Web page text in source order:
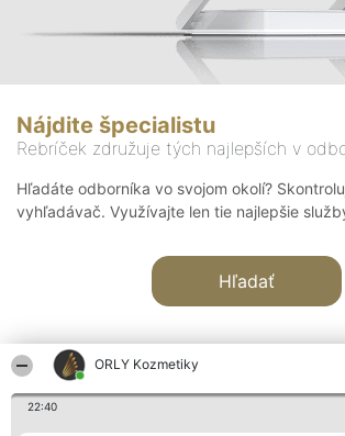
ORLY Kozmetiky
22:40
Nájdite špecialistu
Rebríček združuje tých najlepších v
Hľadáte odborníka vo svojom okolí?
vyhľadávač. Využívajte len tie najlepšie
Hľadať